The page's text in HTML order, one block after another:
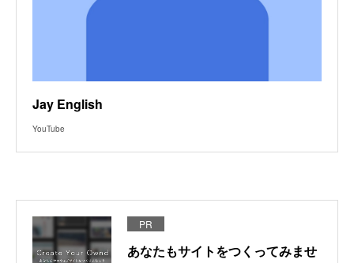
Jay English
YouTube
PR
あなたもサイトをつくってみませ